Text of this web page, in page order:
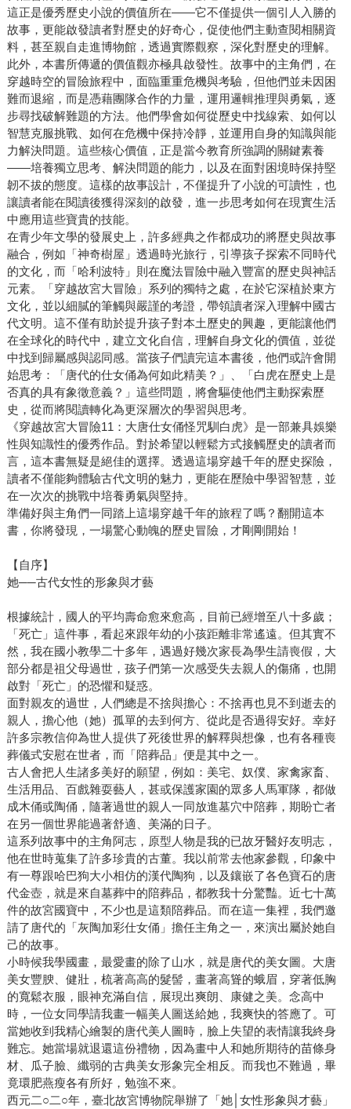
這正是優秀歷史小說的價值所在——它不僅提供一個引人入勝的
故事，更能啟發讀者對歷史的好奇心，促使他們主動查閱相關資
料，甚至親自走進博物館，透過實際觀察，深化對歷史的理解。
此外，本書所傳遞的價值觀亦極具啟發性。故事中的主角們，在
穿越時空的冒險旅程中，面臨重重危機與考驗，但他們並未因困
難而退縮，而是憑藉團隊合作的力量，運用邏輯推理與勇氣，逐
步尋找破解難題的方法。他們學會如何從歷史中找線索、如何以
智慧克服挑戰、如何在危機中保持冷靜，並運用自身的知識與能
力解決問題。這些核心價值，正是當今教育所強調的關鍵素養
——培養獨立思考、解決問題的能力，以及在面對困境時保持堅
韌不拔的態度。這樣的故事設計，不僅提升了小說的可讀性，也
讓讀者能在閱讀後獲得深刻的啟發，進一步思考如何在現實生活
中應用這些寶貴的技能。
在青少年文學的發展史上，許多經典之作都成功的將歷史與故事
融合，例如「神奇樹屋」透過時光旅行，引導孩子探索不同時代
的文化，而「哈利波特」則在魔法冒險中融入豐富的歷史與神話
元素。「穿越故宮大冒險」系列的獨特之處，在於它深植於東方
文化，並以細膩的筆觸與嚴謹的考證，帶領讀者深入理解中國古
代文明。這不僅有助於提升孩子對本土歷史的興趣，更能讓他們
在全球化的時代中，建立文化自信，理解自身文化的價值，並從
中找到歸屬感與認同感。當孩子們讀完這本書後，他們或許會開
始思考：「唐代的仕女俑為何如此精美？」、「白虎在歷史上是
否真的具有象徵意義？」這些問題，將會驅使他們主動探索歷
史，從而將閱讀轉化為更深層次的學習與思考。
《穿越故宮大冒險11：大唐仕女俑怪咒馴白虎》是一部兼具娛樂
性與知識性的優秀作品。對於希望以輕鬆方式接觸歷史的讀者而
言，這本書無疑是絕佳的選擇。透過這場穿越千年的歷史探險，
讀者不僅能夠體驗古代文明的魅力，更能在歷險中學習智慧，並
在一次次的挑戰中培養勇氣與堅持。
準備好與主角們一同踏上這場穿越千年的旅程了嗎？翻開這本
書，你將發現，一場驚心動魄的歷史冒險，才剛剛開始！
【自序】
她──古代女性的形象與才藝
根據統計，國人的平均壽命愈來愈高，目前已經增至八十多歲；
「死亡」這件事，看起來跟年幼的小孩距離非常遙遠。但其實不
然，我在國小教學二十多年，遇過好幾次家長為學生請喪假，大
部分都是祖父母過世，孩子們第一次感受失去親人的傷痛，也開
啟對「死亡」的恐懼和疑惑。
面對親友的過世，人們總是不捨與擔心：不捨再也見不到逝去的
親人，擔心他（她）孤單的去到何方、從此是否過得安好。幸好
許多宗教信仰為世人提供了死後世界的解釋與想像，也有各種喪
葬儀式安慰在世者，而「陪葬品」便是其中之一。
古人會把人生諸多美好的願望，例如：美宅、奴僕、家禽家畜、
生活用品、百戲雜耍藝人，甚或保護家園的眾多人馬軍隊，都做
成木俑或陶俑，隨著過世的親人一同放進墓穴中陪葬，期盼亡者
在另一個世界能過著舒適、美滿的日子。
這系列故事中的主角阿志，原型人物是我的已故牙醫好友明志，
他在世時蒐集了許多珍貴的古董。我以前常去他家參觀，印象中
有一尊跟哈巴狗大小相仿的漢代陶狗，以及鑲嵌了各色寶石的唐
代金壺，就是來自墓葬中的陪葬品，都教我十分驚豔。近七十萬
件的故宮國寶中，不少也是這類陪葬品。而在這一集裡，我們邀
請了唐代的「灰陶加彩仕女俑」擔任主角之一，來演出屬於她自
己的故事。
小時候我學國畫，最愛畫的除了山水，就是唐代的美女圖。大唐
美女豐腴、健壯，梳著高高的髮髻，畫著高聳的蛾眉，穿著低胸
的寬鬆衣服，眼神充滿自信，展現出爽朗、康健之美。念高中
時，一位女同學請我畫一幅美人圖送給她，我爽快的答應了。可
當她收到我精心繪製的唐代美人圖時，臉上失望的表情讓我終身
難忘。她當場就退還這份禮物，因為畫中人和她所期待的苗條身
材、瓜子臉、纖弱的古典美女形象完全相反。而我也不難過，畢
竟環肥燕瘦各有所好，勉強不來。
西元二○二○年，臺北故宮博物院舉辦了「她│女性形象與才藝」